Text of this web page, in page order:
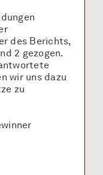
des Berichts,
2 gezogen.
wir uns dazu
zu